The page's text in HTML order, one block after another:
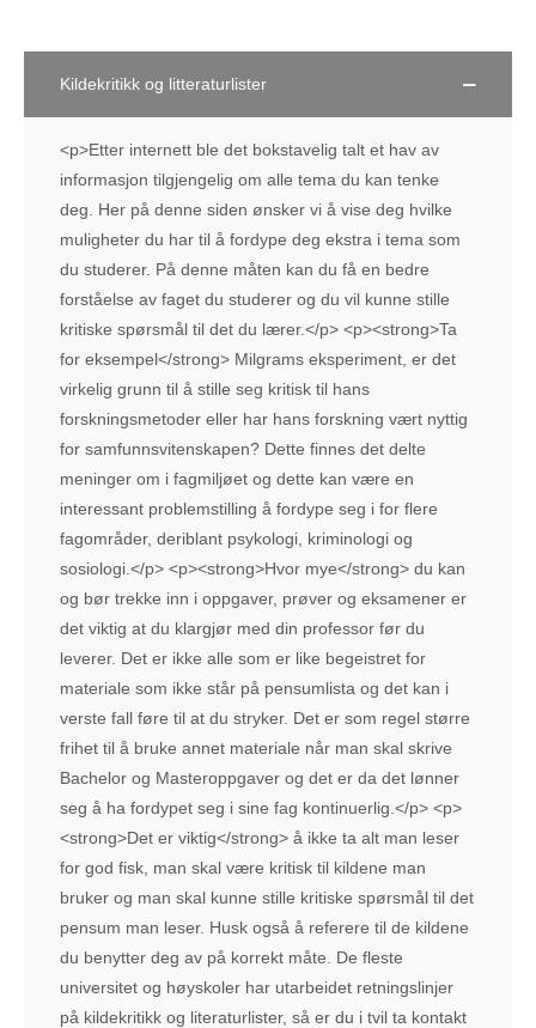
Kildekritikk og litteraturlister
<p>Etter internett ble det bokstavelig talt et hav av
informasjon tilgjengelig om alle tema du kan tenke
deg. Her på denne siden ønsker vi å vise deg hvilke
muligheter du har til å fordype deg ekstra i tema som
du studerer. På denne måten kan du få en bedre
forståelse av faget du studerer og du vil kunne stille
kritiske spørsmål til det du lærer.</p> <p><strong>Ta
for eksempel</strong> Milgrams eksperiment, er det
virkelig grunn til å stille seg kritisk til hans
forskningsmetoder eller har hans forskning vært nyttig
for samfunnsvitenskapen? Dette finnes det delte
meninger om i fagmiljøet og dette kan være en
interessant problemstilling å fordype seg i for flere
fagområder, deriblant psykologi, kriminologi og
sosiologi.</p> <p><strong>Hvor mye</strong> du kan
og bør trekke inn i oppgaver, prøver og eksamener er
det viktig at du klargjør med din professor før du
leverer. Det er ikke alle som er like begeistret for
materiale som ikke står på pensumlista og det kan i
verste fall føre til at du stryker. Det er som regel større
frihet til å bruke annet materiale når man skal skrive
Bachelor og Masteroppgaver og det er da det lønner
seg å ha fordypet seg i sine fag kontinuerlig.</p> <p>
<strong>Det er viktig</strong> å ikke ta alt man leser
for god fisk, man skal være kritisk til kildene man
bruker og man skal kunne stille kritiske spørsmål til det
pensum man leser. Husk også å referere til de kildene
du benytter deg av på korrekt måte. De fleste
universitet og høyskoler har utarbeidet retningslinjer
på kildekritikk og literaturlister, så er du i tvil ta kontakt